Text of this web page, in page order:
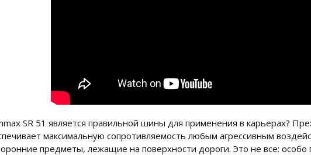
SR 51 является правильной шины для применения в карьерах?
максимальную сопротивляемость любым агрессивным
предметы, лежащие на поверхности дороги. Это не все: особо